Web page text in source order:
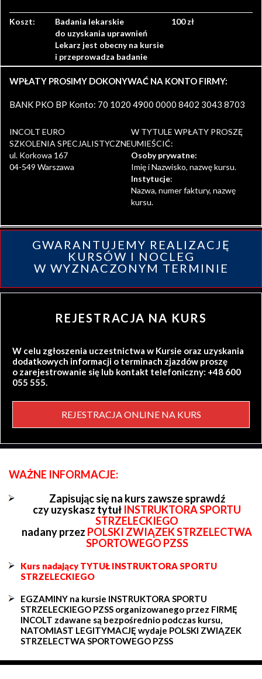
Koszt:
Badania lekarskie
do uzyskania uprawnień
Lekarz jest obecny na kursie
i przeprowadza badanie
100 zł
WPŁATY PROSIMY DOKONYWAĆ NA KONTO FIRMY:
BANK PKO BP Konto: 70 1020 4900 0000 8402 3043 8703
INCOLT EURO
SZKOLENIA SPECJALISTYCZNE
ul. Korkowa 167
04-549 Warszawa
W TYTULE WPŁATY PROSZĘ
UMIEŚCIĆ:
Osoby prywatne:
Imię i Nazwisko, nazwę kursu.
Instytucje:
Nazwa, numer faktury, nazwę
kursu.
GWARANTUJEMY REALIZACJĘ
KURSÓW I NOCLEG
W WYZNACZONYM TERMINIE
REJESTRACJA NA KURS
W celu zgłoszenia uczestnictwa w Kursie oraz uzyskania
dodatkowych informacji o terminach zjazdów proszę
o zarejestrowanie się lub kontakt telefoniczny: +48 600
055 555.
REJESTRACJA ONLINE NA KURS
WAŻNE INFORMACJE:
Zapisując się na kurs zawsze sprawdź
czy uzyskasz tytuł INSTRUKTORA SPORTU
STRZELECKIEGO
nadany przez POLSKI ZWIĄZEK STRZELECTWA
SPORTOWEGO PZSS
Kurs nadający TYTUŁ INSTRUKTORA SPORTU
STRZELECKIEGO
EGZAMINY na kursie INSTRUKTORA SPORTU
STRZELECKIEGO PZSS organizowanego przez FIRMĘ
INCOLT zdawane są bezpośrednio podczas kursu,
NATOMIAST LEGITYMACJĘ wydaje POLSKI ZWIĄZEK
STRZELECTWA SPORTOWEGO PZSS